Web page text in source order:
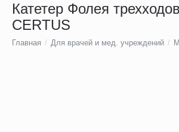
Катетер Фолея
CERTUS
Главная / Для врачей и мед. учреждений /